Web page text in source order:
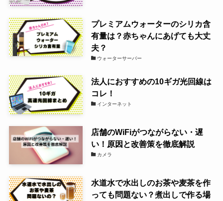
プレミアムウォーターのシリカ含
有量は？赤ちゃんにあげても大丈
夫？
ウォーターサーバー
法人におすすめの10ギガ光回線は
コレ！
インターネット
店舗のWiFiがつながらない・遅
い！原因と改善策を徹底解説
カメラ
水道水で水出しのお茶や麦茶を作
っても問題ない？煮出しで作る場